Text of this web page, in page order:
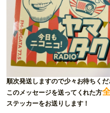
順次発送しますので少々お待ちくだ
このメッセージを送ってくれた方
ステッカーをお送りします！